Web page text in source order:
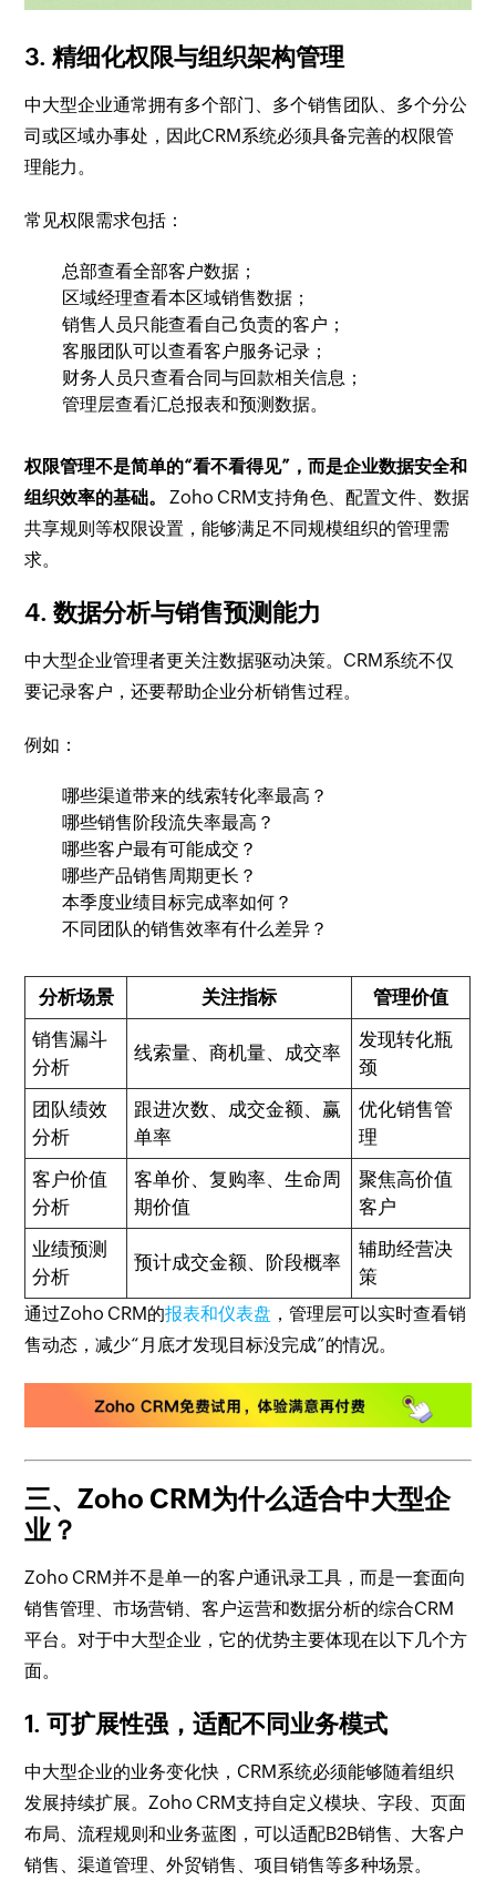
3. 精细化权限与组织架构管理
中大型企业通常拥有多个部门、多个销售团队、多个分公
司或区域办事处，因此CRM系统必须具备完善的权限管
理能力。
常见权限需求包括：
总部查看全部客户数据；
区域经理查看本区域销售数据；
销售人员只能查看自己负责的客户；
客服团队可以查看客户服务记录；
财务人员只查看合同与回款相关信息；
管理层查看汇总报表和预测数据。
权限管理不是简单的“看不看得见”，而是企业数据安全和
组织效率的基础。
Zoho CRM支持角色、配置文件、数据
共享规则等权限设置，能够满足不同规模组织的管理需
求。
4. 数据分析与销售预测能力
中大型企业管理者更关注数据驱动决策。CRM系统不仅
要记录客户，还要帮助企业分析销售过程。
例如：
哪些渠道带来的线索转化率最高？
哪些销售阶段流失率最高？
哪些客户最有可能成交？
哪些产品销售周期更长？
本季度业绩目标完成率如何？
不同团队的销售效率有什么差异？
分析场景 关注指标
管理价值
销售漏斗
分析
线索量、商机量、成交率
发现转化瓶
颈
团队绩效
分析
跟进次数、成交金额、赢
单率
优化销售管
理
客户价值
分析
客单价、复购率、生命周
期价值
聚焦高价值
客户
业绩预测
分析
预计成交金额、阶段概率
辅助经营决
策
通过Zoho CRM的报表和仪表盘 ，管理层可以实时查看销
售动态，减少“月底才发现目标没完成”的情况。
三、Zoho CRM为什么适合中大型企
业？
Zoho CRM并不是单一的客户通讯录工具，而是一套面向
销售管理、市场营销、客户运营和数据分析的综合CRM
平台。对于中大型企业，它的优势主要体现在以下几个方
面。
1. 可扩展性强，适配不同业务模式
中大型企业的业务变化快，CRM系统必须能够随着组织
发展持续扩展。Zoho CRM支持自定义模块、字段、页面
布局、流程规则和业务蓝图，可以适配B2B销售、大客户
销售、渠道管理、外贸销售、项目销售等多种场景。